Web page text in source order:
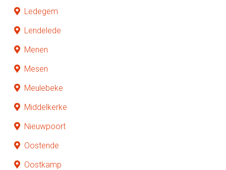
Ledegem
Lendelede
Menen
Mesen
Meulebeke
Middelkerke
Nieuwpoort
Oostende
Oostkamp